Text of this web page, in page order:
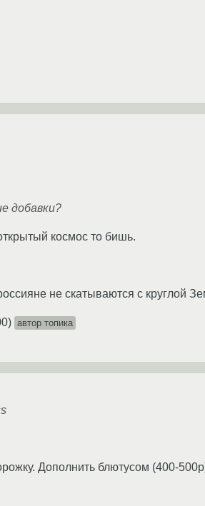
добавки?
космос то бишь.
не скатываются с круглой
) автор топика
Дополнить блютусом (400-